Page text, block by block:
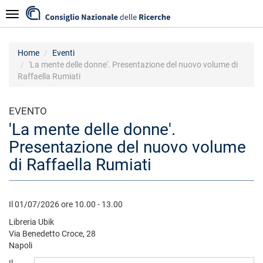
al
contenuto
Navigazione
Home
Eventi
'La mente delle donne'. Presentazione del nuovo volume di
Raffaella Rumiati
EVENTO
'La mente delle donne'.
Presentazione del nuovo volume
di Raffaella Rumiati
Il 01/07/2026 ore 10.00 - 13.00
Libreria Ubik
Via Benedetto Croce, 28
Napoli